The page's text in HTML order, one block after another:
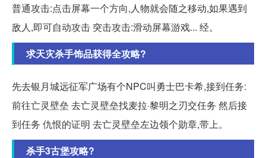
普通攻击:点击屏幕一个方向,人物就会随之移动,如果遇到
敌人,即可自动攻击 突击攻击:滑动屏幕游戏... 经。
求天灾杀手饰品获得全攻略?
先去银月城远征军广场有个NPC叫勇士巴卡希,接到任务:
前往亡灵壁垒 去亡灵壁垒找麦拉·黎明之刃交任务 然后接
到任务 仇恨的证明 去亡灵壁垒左边领个勋章,带上。
杀手3古堡攻略?